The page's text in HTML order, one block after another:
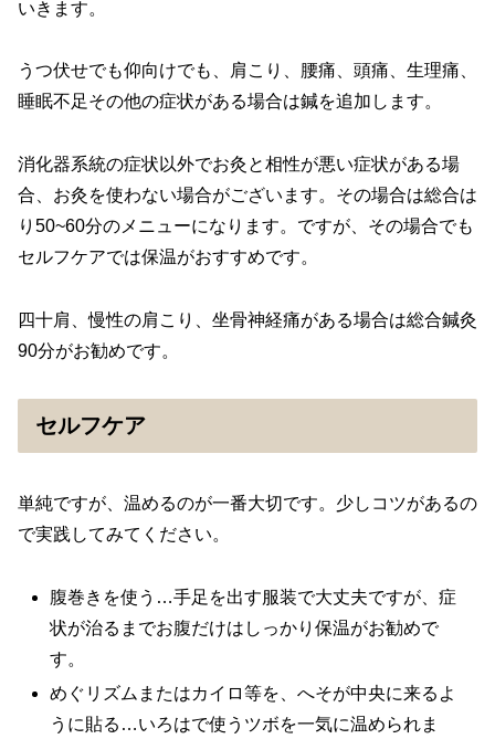
いきます。
うつ伏せでも仰向けでも、肩こり、腰痛、頭痛、生理痛、
睡眠不足その他の症状がある場合は鍼を追加します。
消化器系統の症状以外でお灸と相性が悪い症状がある場
合、お灸を使わない場合がございます。その場合は総合は
り50~60分のメニューになります。ですが、その場合でも
セルフケアでは保温がおすすめです。
四十肩、慢性の肩こり、坐骨神経痛がある場合は総合鍼灸
90分がお勧めです。
セルフケア
単純ですが、温めるのが一番大切です。少しコツがあるの
で実践してみてください。
腹巻きを使う…手足を出す服装で大丈夫ですが、症
状が治るまでお腹だけはしっかり保温がお勧めで
す。
めぐリズムまたはカイロ等を、へそが中央に来るよ
うに貼る…いろはで使うツボを一気に温められま